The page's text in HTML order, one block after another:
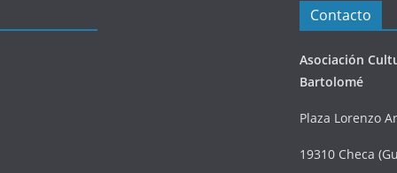
Contacto
Asociación
Bartolomé
Plaza Lorenzo
19310 Checa